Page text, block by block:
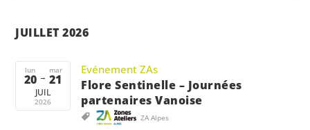
JUILLET 2026
lun
20 →
mar
21
JUIL
2026
Evénement ZAs
Flore Sentinelle – Journées
partenaires Vanoise
ZA Alpes